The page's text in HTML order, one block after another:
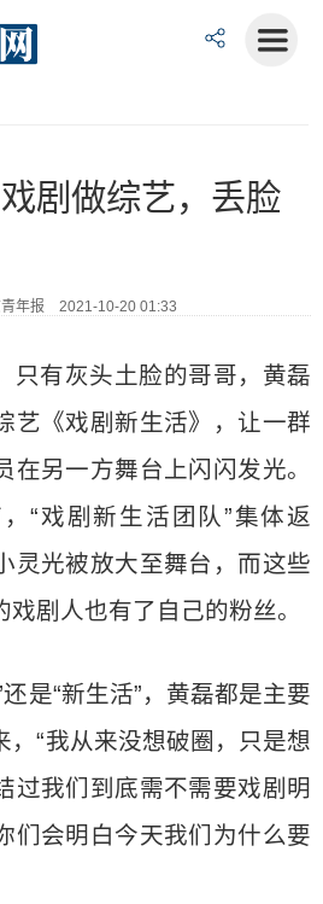
剧做综艺，丢脸
青年报 2021-10-20 01:33
只有灰头土脸的哥哥，黄磊
艺《戏剧新生活》，让一群
在另一方舞台上闪闪发光。
“戏剧新生活团队”集体返
灵光被放大至舞台，而这些
剧人也有了自己的粉丝。
是“新生活”，黄磊都是主要
，“我从来没想破圈，只是想
过我们到底需不需要戏剧明
们会明白今天我们为什么要